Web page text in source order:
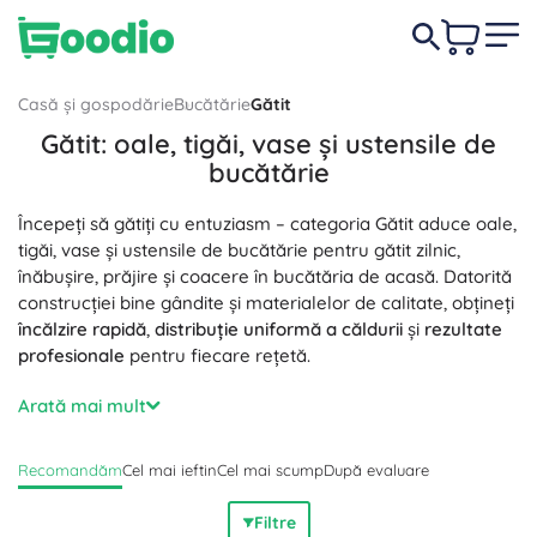
Casă și gospodărieBucătărieGătit
Gătit: oale, tigăi, vase și ustensile de
bucătărie
Începeți să gătiți cu entuziasm – categoria Gătit aduce oale,
tigăi, vase și ustensile de bucătărie pentru gătit zilnic,
înăbușire, prăjire și coacere în bucătăria de acasă. Datorită
construcției bine gândite și materialelor de calitate, obțineți
încălzire rapidă, distribuție uniformă a căldurii și rezultate
profesionale pentru fiecare rețetă.
Alegeți oale din inox, vase din fontă și emailate, tigăi din
aluminiu cu suprafață antiaderentă, wokuri, crăticioare,
modelelor sunt compatibile cu inducția, gazul și
vitroceramica, iar o parte pot fi folosite și la cuptor –
compatibilitate universală
Arată mai mult
RecomandămCel mai ieftinCel mai scumpDupă evaluare
Filtre